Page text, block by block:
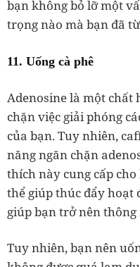
bạn không bỏ lỡ một
trọng nào mà bạn đã
11. Uống cà phê
Adenosine là một chất
chặn việc giải phóng
của bạn. Tuy nhiên,
năng ngăn chặn
thích này cung cấp
thể giúp thúc đẩy hoạt
giúp bạn trở nên
Tuy nhiên, bạn nên